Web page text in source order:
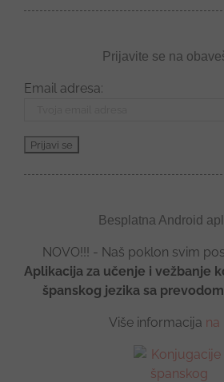
Prijavite se na
Email adresa:
Besplatna Android
NOVO!!! - Naš poklon svim
Aplikacija za učenje i vežbanje
španskog jezika sa
Više informacija na